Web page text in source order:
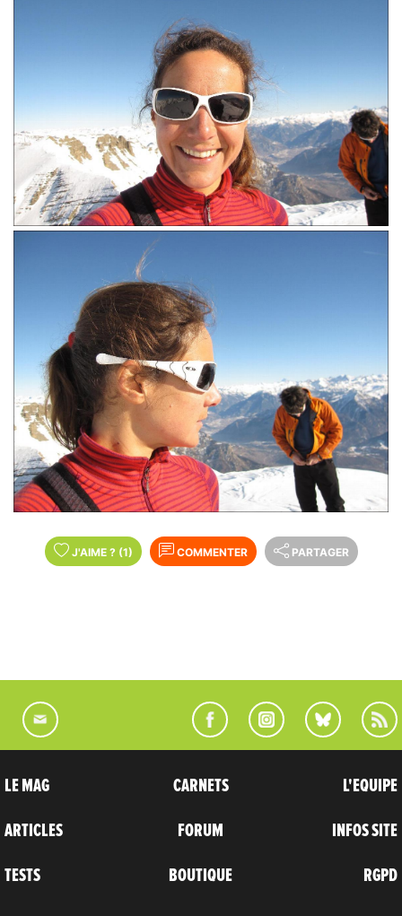
J'AIME ? (1) COMMENTER PARTAGER
LE MAG
ARTICLES
TESTS
CARNETS
FORUM
BOUTIQUE
L'EQUIPE
INFOS SITE
RGPD